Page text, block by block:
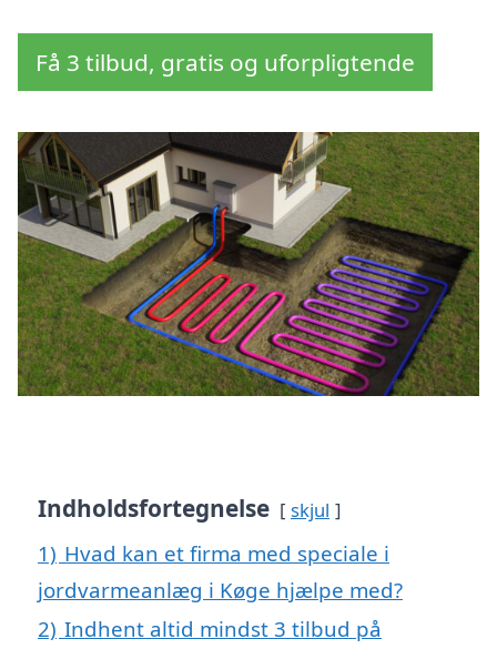
Få 3 tilbud, gratis og uforpligtende
Indholdsfortegnelse skjul
1) Hvad kan et firma med speciale i
jordvarmeanlæg i Køge hjælpe med?
2) Indhent altid mindst 3 tilbud på